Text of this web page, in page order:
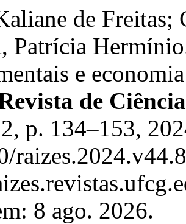
de Freitas;
Patrícia
e
de
p. 134–153,
8 ago. 2026.